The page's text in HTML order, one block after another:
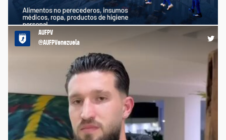
los recientes terremotos. @FIFProAmerica
https://t.co/wFc7XB2u9t
20:51 03-07-26
AUFPV
@AUFPVenezuela